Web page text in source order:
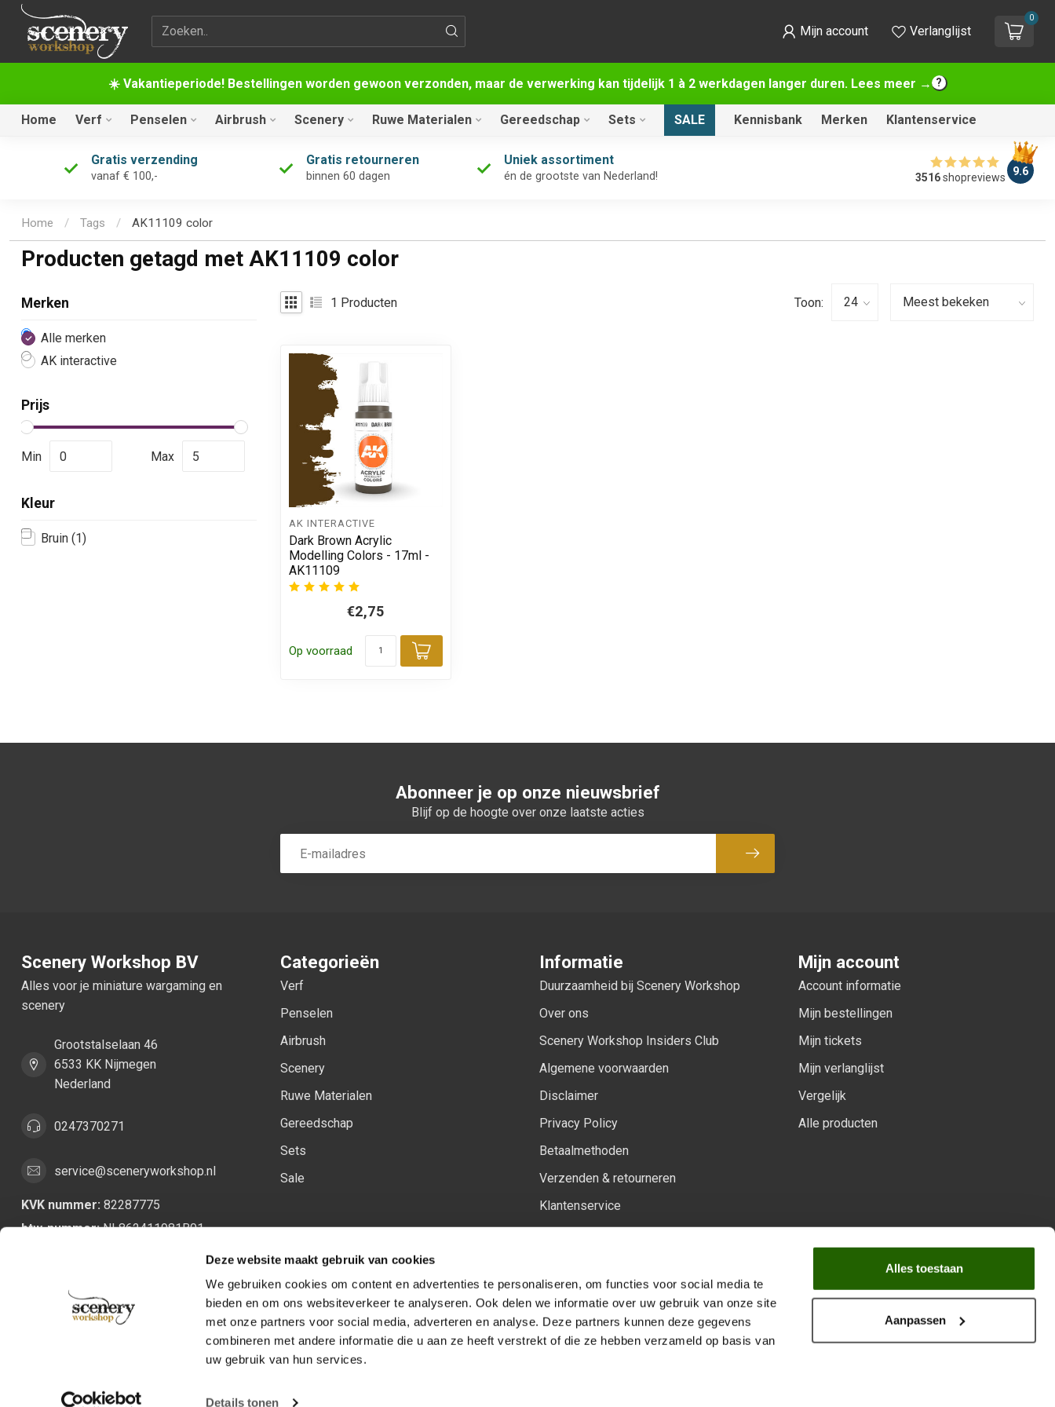
Deze website maakt gebruik van cookies
We gebruiken cookies om content en advertenties te personaliseren, om functies voor social media te
bieden en om ons websiteverkeer te analyseren. Ook delen we informatie over uw gebruik van onze site
met onze partners voor social media, adverteren en analyse. Deze partners kunnen deze gegevens
combineren met andere informatie die u aan ze heeft verstrekt of die ze hebben verzameld op basis van
uw gebruik van hun services.
Details tonen
Alles toestaan
Aanpassen
☀️ Vakantieperiode! Bestellingen worden gewoon verzonden, maar de verwerking kan tijdelijk 1 à 2 werkdagen langer duren. Lees meer →
Zoekterm Mijn account Verlanglijst
0
Home Verf Penselen Airbrush Scenery Ruwe Materialen Gereedschap Sets SALE Kennisbank Merken Klantenservice
Gratis verzending
vanaf € 100,-
Gratis retourneren
binnen 60 dagen
Uniek assortiment
én de grootste van Nederland! 3516shopreviews 9.6
Home / Tags / AK11109 color
Producten getagd met AK11109 color
Merken
Alle merken
AK interactive
Kleur
Bruin (1)
Prijs
Min Max
1 Producten Toon:
AK INTERACTIVE
Dark Brown Acrylic
Modelling Colors - 17ml -
AK11109
€2,75
Op voorraad
Toevoegen aan winkelwagen
Abonneer je op onze nieuwsbrief
Blijf op de hoogte over onze laatste acties
Abonneer
Scenery Workshop BV
Alles voor je miniature wargaming en
scenery
Grootstalselaan 46
6533 KK Nijmegen
Nederland
0247370271
service@sceneryworkshop.nl
KVK nummer: 82287775
btw-nummer:NL862411981B01
Categorieën
Verf
Penselen
Airbrush
Scenery
Ruwe Materialen
Gereedschap
Sets
Sale
Informatie
Duurzaamheid bij Scenery Workshop
Over ons
Scenery Workshop Insiders Club
Algemene voorwaarden
Disclaimer
Privacy Policy
Betaalmethoden
Verzenden & retourneren
Klantenservice
Mijn account
Account informatie
Mijn bestellingen
Mijn tickets
Mijn verlanglijst
Vergelijk
Alle producten
Volg ons op:
Facebook
YoutubeInstagram